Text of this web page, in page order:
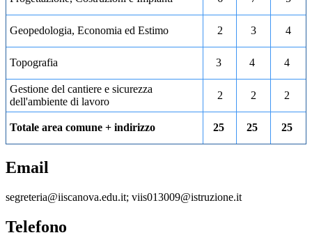
Geopedologia, Economia ed Estimo 2 3 4
Topografia 3 4 4
Gestione del cantiere e sicurezza
dell'ambiente di lavoro
2 2 2
Totale area comune + indirizzo 25 25 25
Email
segreteria@iiscanova.edu.it; viis013009@istruzione.it
Telefono